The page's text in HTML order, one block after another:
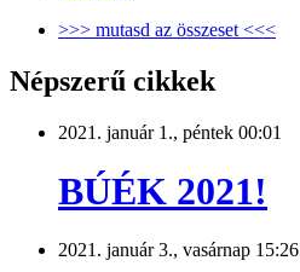
>>> mutasd az összeset <<<
Népszerű cikkek
2021. január 1., péntek 00:01
BÚÉK 2021!
2021. január 3., vasárnap 15:26